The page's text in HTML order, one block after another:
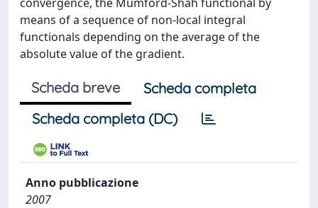
means of a sequence of non-local integral
functionals depending on the average of the
absolute value of the gradient.
Scheda breve
Scheda completa
Scheda completa (DC)
Anno pubblicazione
2007